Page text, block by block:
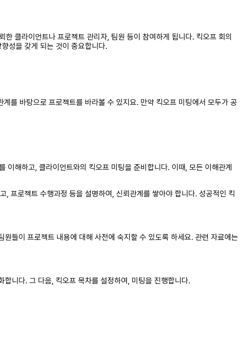
클라이언트나 프로젝트 관리자, 팀원 등이 참여하게 됩니다. 킥오프 회의
성을 갖게 되는 것이 중요합니다.
를 바탕으로 프로젝트를 바라볼 수 있지요. 만약 킥오프 미팅에서 모두가 공
이해하고, 클라이언트와의 킥오프 미팅을 준비합니다. 이때, 모든 이해관계
프로젝트 수행과정 등을 설명하여, 신뢰관계를 쌓아야 합니다. 성공적인 킥
들이 프로젝트 내용에 대해 사전에 숙지할 수 있도록 하세요. 관련 자료에는
니다. 그 다음, 킥오프 목차를 설정하여, 미팅을 진행합니다.